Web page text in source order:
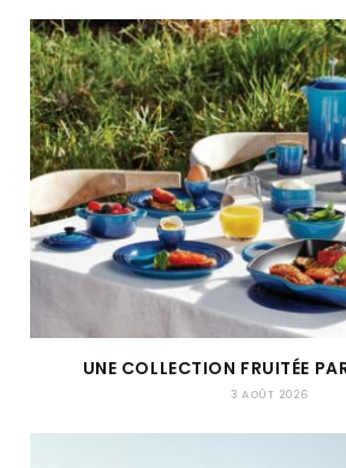
UNE COLLECTION FRUITÉE
3 AOÛT 2026